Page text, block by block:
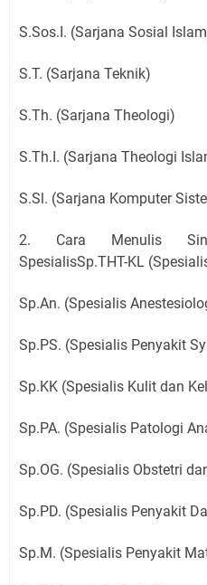
S.Sos.I. (Sarjana Sosial
S.T. (Sarjana Teknik)
S.Th. (Sarjana Theologi)
S.Th.I. (Sarjana Theologi
S.Sl. (Sarjana Komputer
2. Cara Menulis
SpesialisSp.THT-KL
Sp.An. (Spesialis
Sp.PS. (Spesialis Penyakit
Sp.KK (Spesialis Kulit dan
Sp.PA. (Spesialis Patologi
Sp.OG. (Spesialis Obstetri
Sp.PD. (Spesialis Penyakit
Sp.M. (Spesialis Penyakit